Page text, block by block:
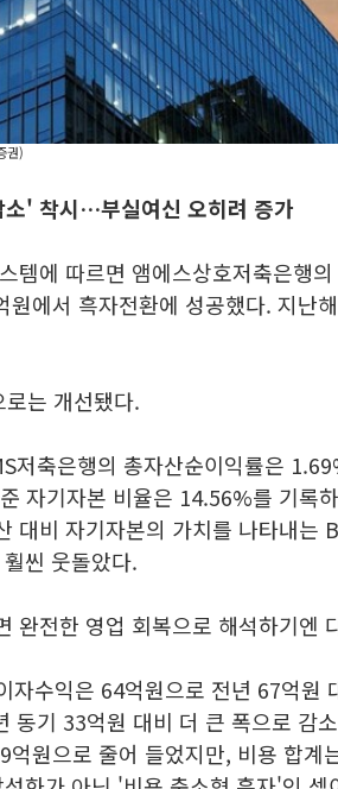
권)
' 착시…부실여신 오히려 증가
템에 따르면 앰에스상호저축은행
원에서 흑자전환에 성공했다. 지난
는 개선됐다.
저축은행의 총자산순이익률은
자기자본 비율은 14.56%를 기록
대비 자기자본의 가치를 나타내는
씬 웃돌았다.
완전한 영업 회복으로 해석하기엔
자수익은 64억원으로 전년 67억원
동기 33억원 대비 더 큰 폭으로 감
원으로 줄어 들었지만, 비용 합계